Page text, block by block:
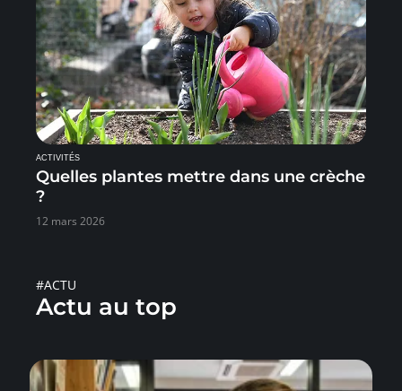
ACTIVITÉS
Quelles plantes mettre dans une crèche
?
12 mars 2026
#ACTU
Actu au top